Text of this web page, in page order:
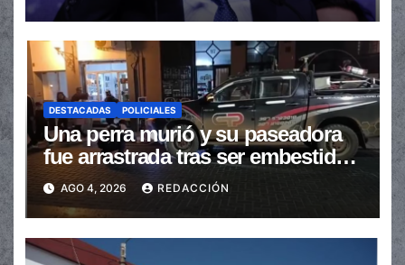
DESTACADAS POLICIALES
Una perra murió y su paseadora
fue arrastrada tras ser embestidas
en la senda peatonal
AGO 4, 2026 REDACCIÓN